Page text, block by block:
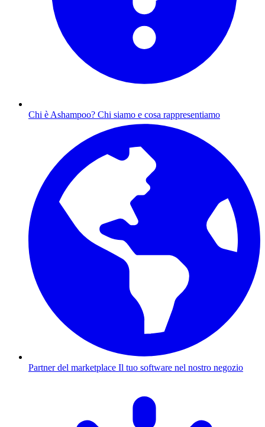
Chi è Ashampoo? Chi siamo e cosa rappresentiamo
Partner del marketplace Il tuo software nel nostro negozio